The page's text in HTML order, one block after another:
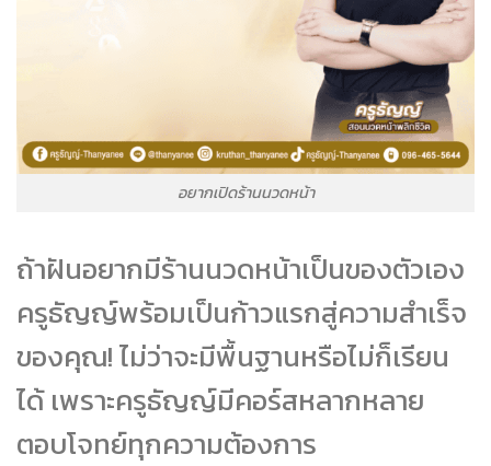
อยากเปิดร้านนวดหน้า
ถ้าฝันอยากมีร้านนวดหน้าเป็นของตัวเอง
ครูธัญญ์พร้อมเป็นก้าวแรกสู่ความสำเร็จ
ของคุณ! ไม่ว่าจะมีพื้นฐานหรือไม่ก็เรียน
ได้ เพราะครูธัญญ์มีคอร์สหลากหลาย
ตอบโจทย์ทุกความต้องการ